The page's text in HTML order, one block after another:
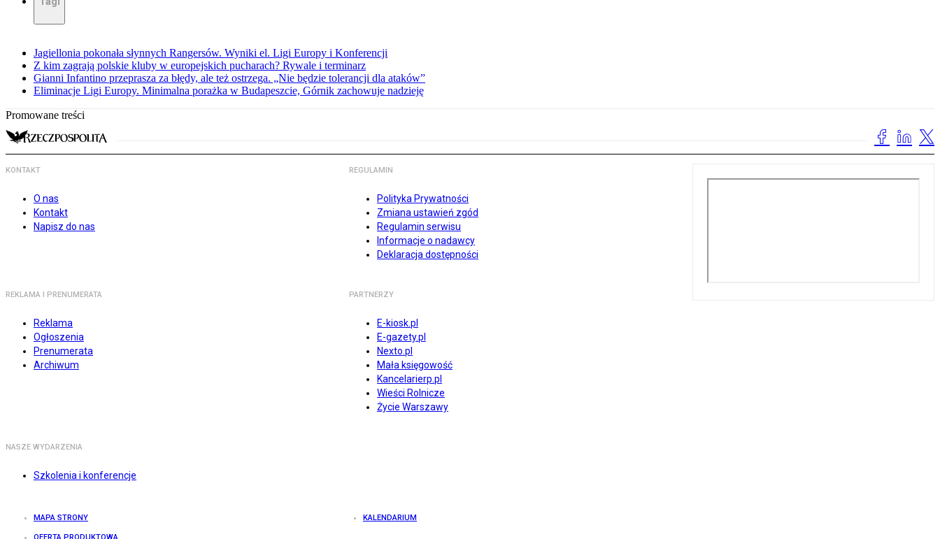
Jagiellonia pokonała słynnych Rangersów. Wyniki el. Ligi Europy i Konferencji
Z kim zagrają polskie kluby w europejskich pucharach? Rywale i terminarz
Gianni Infantino przeprasza za błędy, ale też ostrzega. „Nie będzie tolerancji dla ataków”
Eliminacje Ligi Europy. Minimalna porażka w Budapeszcie, Górnik zachowuje nadzieję
Promowane treści
KONTAKT
O nas
Kontakt
Napisz do nas
REGULAMIN
Polityka Prywatności
Zmiana ustawień zgód
Regulamin serwisu
Informacje o nadawcy
Deklaracja dostępności
REKLAMA I PRENUMERATA
Reklama
Ogłoszenia
Prenumerata
Archiwum
PARTNERZY
E-kiosk.pl
E-gazety.pl
Nexto.pl
Mała księgowość
Kancelarierp.pl
Wieści Rolnicze
Życie Warszawy
NASZE WYDARZENIA
Szkolenia i konferencje
MAPA STRONY KALENDARIUM